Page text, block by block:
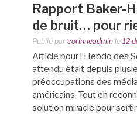
Rapport Baker-
de bruit… pour
Publié par corinneadmin le 12
Article pour l’Hebdo des
attendu était depuis
préoccupations des
américains. Tout en
solution miracle pour